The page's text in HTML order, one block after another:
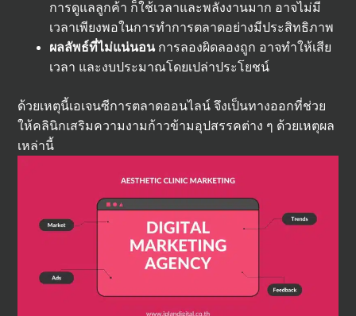
การดูแลลูกค้า ก็ใช้เวลาและพลังงานมาก อาจไม่มี
เวลาเพียงพอในการทำการตลาดอย่างมีประสิทธิภาพ
ผลลัพธ์ที่ไม่แน่นอนการลองผิดลองถูก อาจทำให้เสีย
เวลา และงบประมาณโดยเปล่าประโยชน์
ด้วยเหตุนี้เอเจนซีการตลาดออนไลน์ จึงเป็นทางออกที่ช่วย
ให้คลินิกเสริมความงามก้าวข้ามอุปสรรคต่าง ๆ ด้วยเหตุผล
เหล่านี้